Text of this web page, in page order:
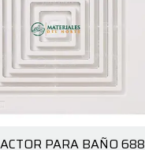
PARA BAÑO 688